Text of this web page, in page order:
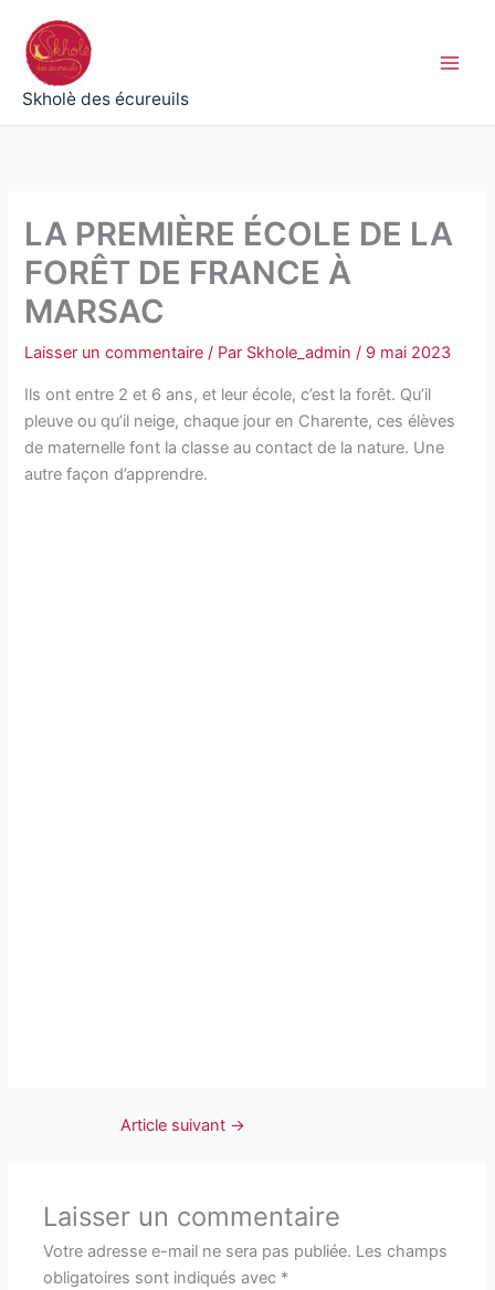
contenu
Skholè des écureuils
LA PREMIÈRE ÉCOLE DE LA
FORÊT DE FRANCE À
MARSAC
Laisser un commentaire / Par Skhole_admin/ 9 mai 2023
Ils ont entre 2 et 6 ans, et leur école, c’est la forêt. Qu’il
pleuve ou qu’il neige, chaque jour en Charente, ces élèves
de maternelle font la classe au contact de la nature. Une
autre façon d’apprendre.
Article suivant →
Laisser un commentaire
Votre adresse e-mail ne sera pas publiée. Les champs
obligatoires sont indiqués avec *